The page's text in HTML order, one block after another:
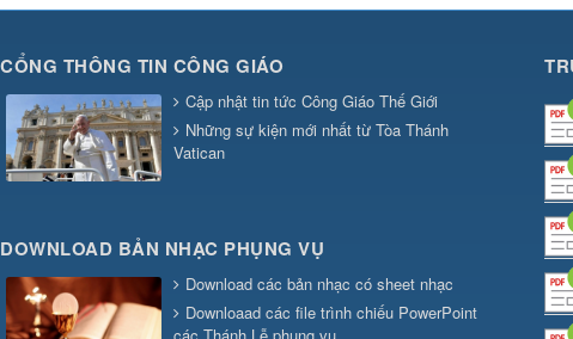
CỔNG THÔNG TIN CÔNG GIÁO
Cập nhật tin tức Công Giáo Thế Giới
Những sự kiện mới nhất từ Tòa Thánh
Vatican
DOWNLOAD BẢN NHẠC PHỤNG VỤ
Download các bản nhạc có sheet nhạc
Downloaad các file trình chiếu PowerPoint